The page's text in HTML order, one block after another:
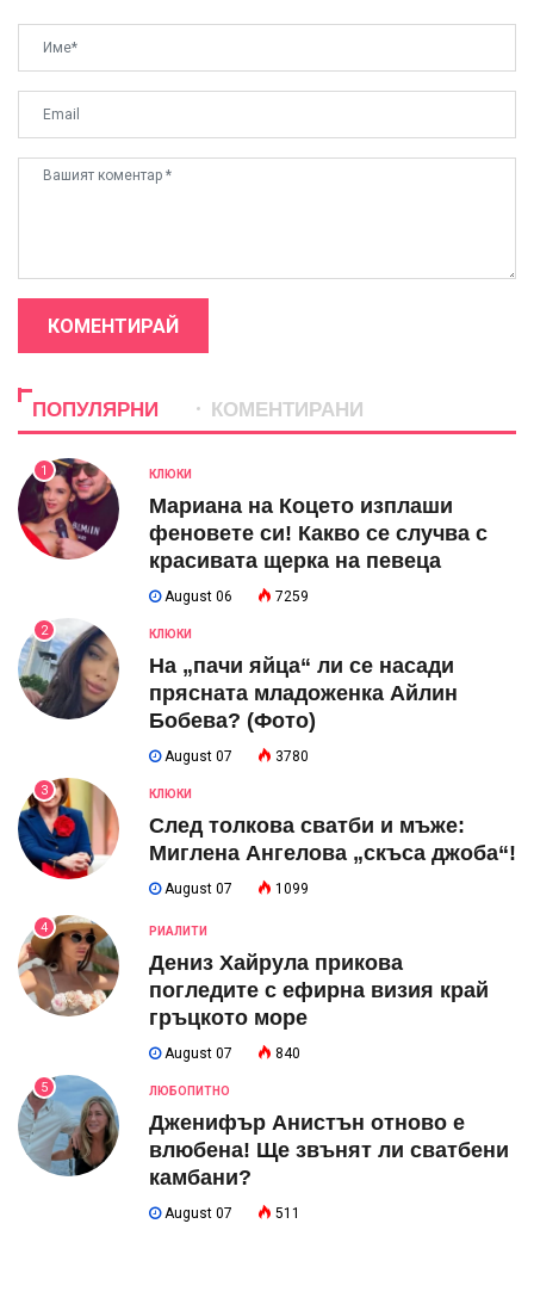
КОМЕНТИРАЙ
ПОПУЛЯРНИ КОМЕНТИРАНИ
1 КЛЮКИ
Мариана на Коцето изплаши
феновете си! Какво се случва с
красивата щерка на певеца
August 06 7259
2 КЛЮКИ
На „пачи яйца“ ли се насади
прясната младоженка Айлин
Бобева? (Фото)
August 07 3780
3 КЛЮКИ
След толкова сватби и мъже:
Миглена Ангелова „скъса джоба“!
August 07 1099
4 РИАЛИТИ
Дениз Хайрула прикова
погледите с ефирна визия край
гръцкото море
August 07 840
5 ЛЮБОПИТНО
Дженифър Анистън отново е
влюбена! Ще звънят ли сватбени
камбани?
August 07 511